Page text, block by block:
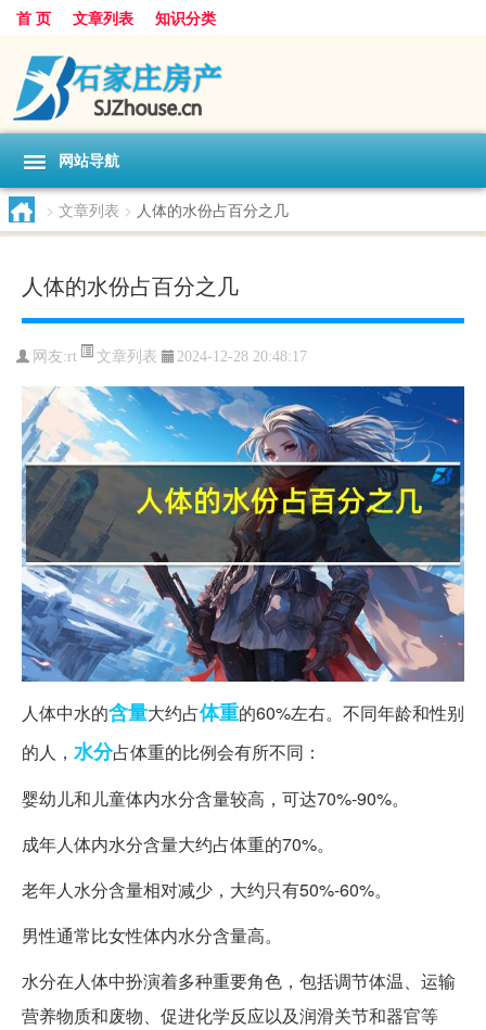
首 页 文章列表 知识分类
网站导航
> 文章列表 > 人体的水份占百分之几
人体的水份占百分之几
网友:rt 文章列表 2024-12-28 20:48:17
人体中水的含量大约占体重的60%左右。不同年龄和性别
的人， 水分占体重的比例会有所不同：
婴幼儿和儿童体内水分含量较高，可达70%-90%。
成年人体内水分含量大约占体重的70%。
老年人水分含量相对减少，大约只有50%-60%。
男性通常比女性体内水分含量高。
水分在人体中扮演着多种重要角色，包括调节体温、运输
营养物质和废物、促进化学反应以及润滑关节和器官等